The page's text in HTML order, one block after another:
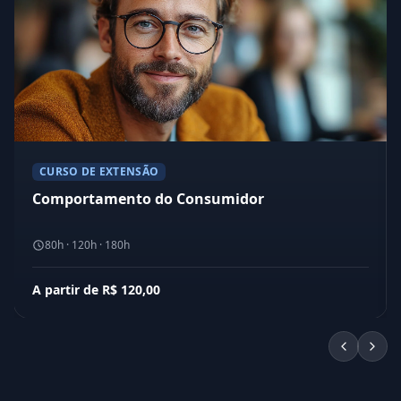
CURSO DE EXTENSÃO
Comportamento do Consumidor
80h · 120h · 180h
A partir de R$ 120,00